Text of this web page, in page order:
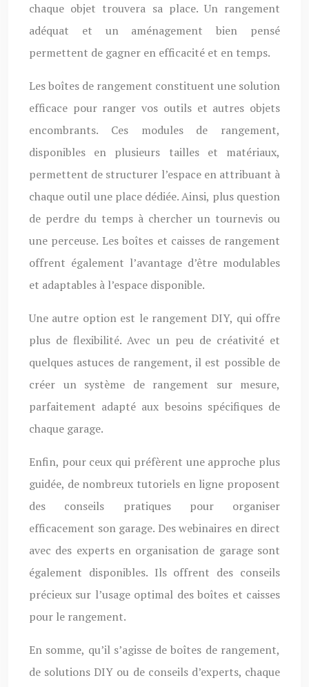
chaque objet trouvera sa place. Un rangement
adéquat et un aménagement bien pensé
permettent de gagner en efficacité et en temps.
Les boîtes de rangement constituent une solution
efficace pour ranger vos outils et autres objets
encombrants. Ces modules de rangement,
disponibles en plusieurs tailles et matériaux,
permettent de structurer l’espace en attribuant à
chaque outil une place dédiée. Ainsi, plus question
de perdre du temps à chercher un tournevis ou
une perceuse. Les boîtes et caisses de rangement
offrent également l’avantage d’être modulables
et adaptables à l’espace disponible.
Une autre option est le rangement DIY, qui offre
plus de flexibilité. Avec un peu de créativité et
quelques astuces de rangement, il est possible de
créer un système de rangement sur mesure,
parfaitement adapté aux besoins spécifiques de
chaque garage.
Enfin, pour ceux qui préfèrent une approche plus
guidée, de nombreux tutoriels en ligne proposent
des conseils pratiques pour organiser
efficacement son garage. Des webinaires en direct
avec des experts en organisation de garage sont
également disponibles. Ils offrent des conseils
précieux sur l’usage optimal des boîtes et caisses
pour le rangement.
En somme, qu’il s’agisse de boîtes de rangement,
de solutions DIY ou de conseils d’experts, chaque